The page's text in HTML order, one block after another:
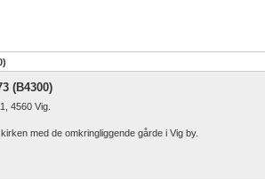
(B4300)
4560 Vig.
med de omkringliggende gårde i Vig by.